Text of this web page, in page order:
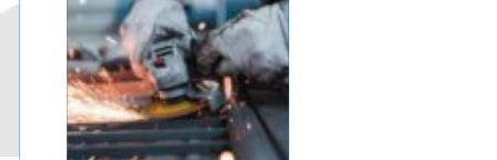
huvudstad. För den som
&a...